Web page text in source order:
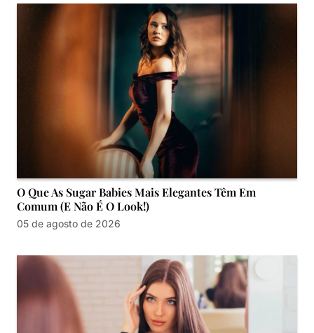
O Que As Sugar Babies Mais Elegantes Têm Em
Comum (e Não É O Look!)
05 de agosto de 2026